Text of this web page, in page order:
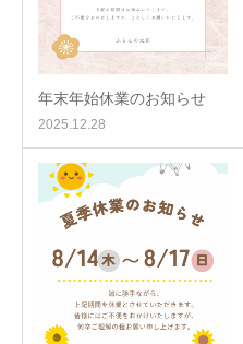
年末年始休業のお知らせ
2025.12.28